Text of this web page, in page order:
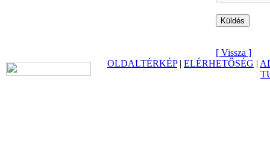
[ Vissza ]
OLDALTÉRKÉP| ELÉRHETŐSÉG |